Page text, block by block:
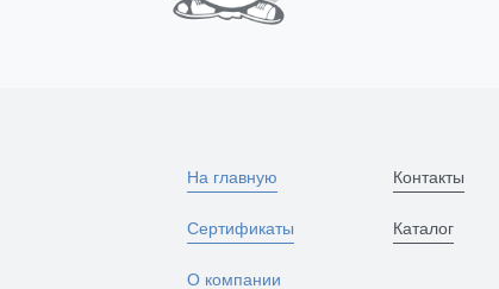
На главную
Сертификаты
О компании
Контакты
Каталог